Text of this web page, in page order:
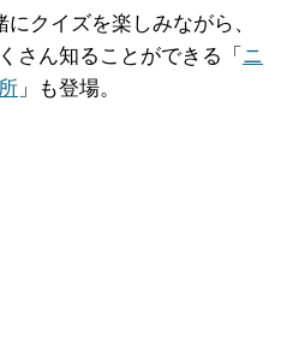
クイズを楽しみながら、
さん知ることができる「 ニ
」も登場。